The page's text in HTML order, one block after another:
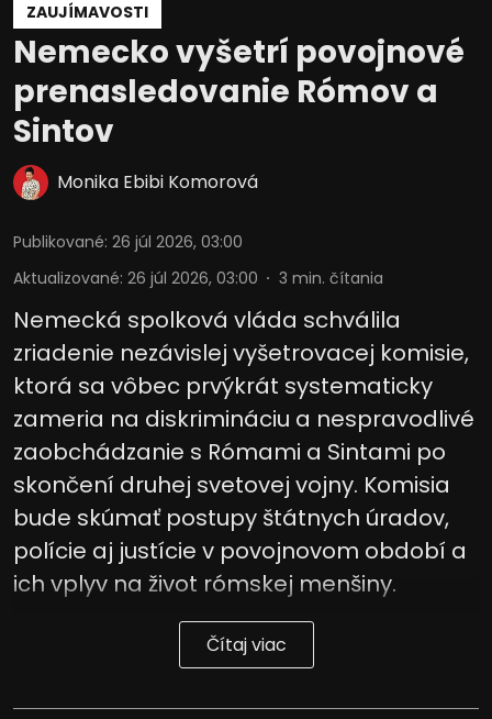
ZAUJÍMAVOSTI
Nemecko vyšetrí povojnové
prenasledovanie Rómov a
Sintov
Monika Ebibi Komorová
Publikované: 26 júl 2026, 03:00
Aktualizované: 26 júl 2026, 03:00 3 min. čítania
Nemecká spolková vláda schválila
zriadenie nezávislej vyšetrovacej komisie,
ktorá sa vôbec prvýkrát systematicky
zameria na diskrimináciu a nespravodlivé
zaobchádzanie s Rómami a Sintami po
skončení druhej svetovej vojny. Komisia
bude skúmať postupy štátnych úradov,
polície aj justície v povojnovom období a
ich vplyv na život rómskej menšiny.
Čítaj viac